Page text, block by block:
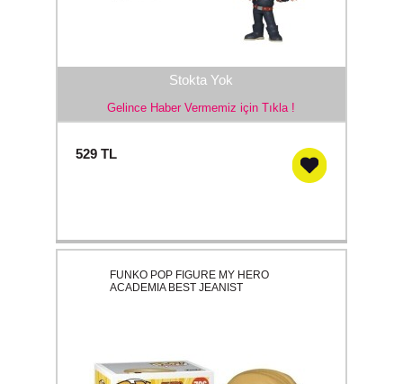
Stokta Yok
Gelince Haber Vermemiz için Tıkla !
529TL
FUNKO POP FIGURE MY HERO
ACADEMIA BEST JEANIST